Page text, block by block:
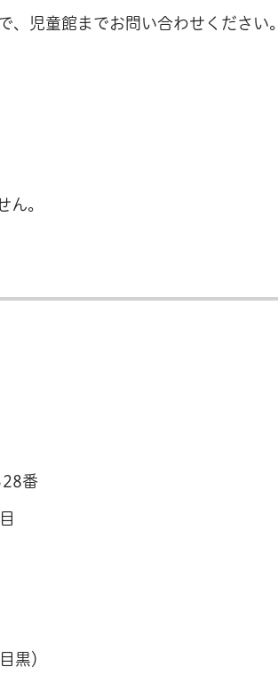
、児童館までお問い合わせください。
ん。
28番
黒）